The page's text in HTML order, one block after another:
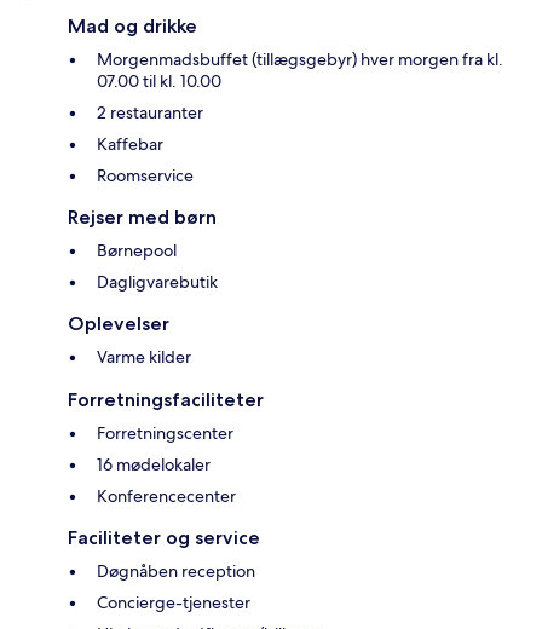
Mad og drikke
Morgenmadsbuffet (tillægsgebyr) hver morgen fra kl.
07.00 til kl. 10.00
2 restauranter
Kaffebar
Roomservice
Rejser med børn
Børnepool
Dagligvarebutik
Oplevelser
Varme kilder
Forretningsfaciliteter
Forretningscenter
16 mødelokaler
Konferencecenter
Faciliteter og service
Døgnåben reception
Concierge-tjenester